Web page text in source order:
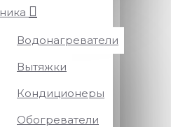
Водонагреватели
Вытяжки
Кондиционеры
Обогреватели